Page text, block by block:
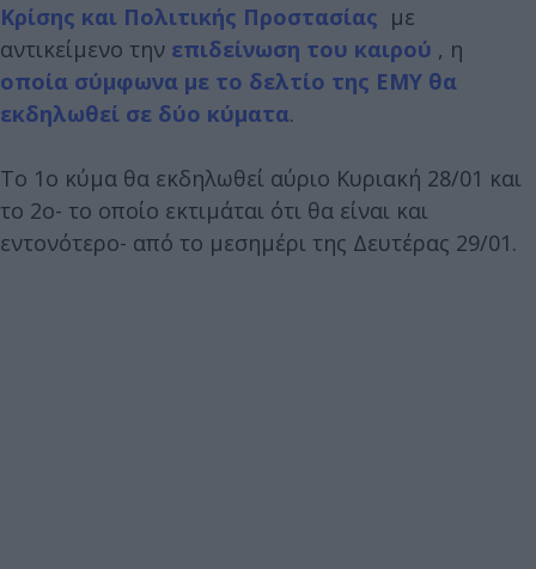
Κρίσης και Πολιτικής Προστασίας με
αντικείμενο την επιδείνωση του καιρού , η
οποία σύμφωνα με το δελτίο της ΕΜΥ θα
εκδηλωθεί σε δύο κύματα.
Το 1ο κύμα θα εκδηλωθεί αύριο Κυριακή 28/01 και
το 2ο- το οποίο εκτιμάται ότι θα είναι και
εντονότερο- από το μεσημέρι της Δευτέρας 29/01.